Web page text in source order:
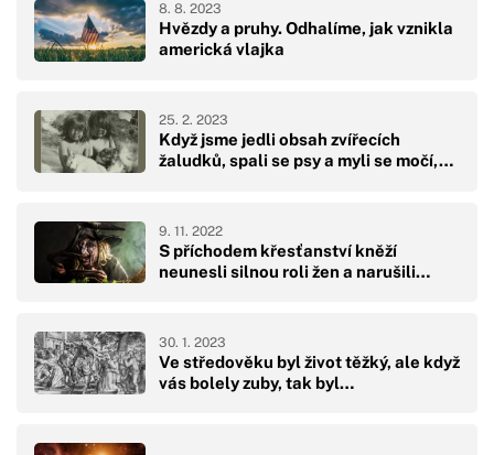
Hvězdy a pruhy. Odhalíme, jak vznikla
americká vlajka
8. 8. 2023
Když jsme jedli obsah zvířecích
žaludků, spali se psy a myli se močí,…
25. 2. 2023
S příchodem křesťanství kněží
neunesli silnou roli žen a narušili…
9. 11. 2022
Ve středověku byl život těžký, ale když
vás bolely zuby, tak byl…
30. 1. 2023